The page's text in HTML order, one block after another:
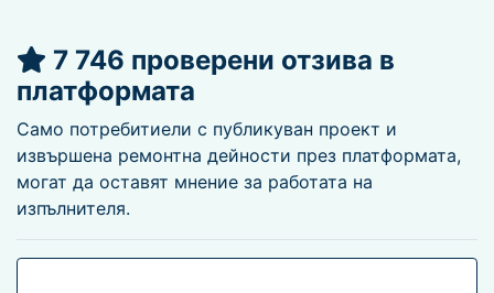
7 746 проверени отзива в
платформата
Само потребитиели с публикуван проект и
извършена ремонтна дейности през платформата,
могат да оставят мнение за работата на
изпълнителя.